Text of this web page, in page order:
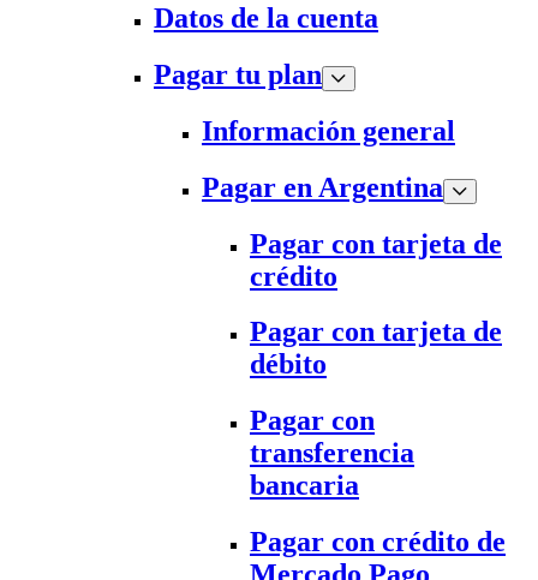
Datos de la cuenta
Pagar tu plan
Información general
Pagar en Argentina
Pagar con tarjeta de
crédito
Pagar con tarjeta de
débito
Pagar con
transferencia
bancaria
Pagar con crédito de